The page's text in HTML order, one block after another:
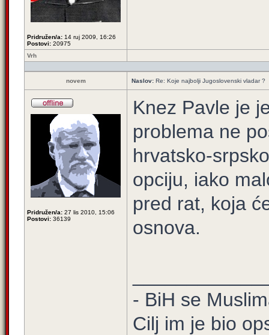
Pridružen/a: 14 ruj 2009, 16:26
Postovi: 20975
Vrh
novem Naslov: Re: Koje najbolji Jugoslovenski vladar ?
Pridružen/a: 27 lis 2010, 15:06
Postovi: 36139
Knez Pavle je
problema ne
hrvatsko-
opciju, iako
pred rat, koja
osnova.
- BiH se
Cilj im je bio